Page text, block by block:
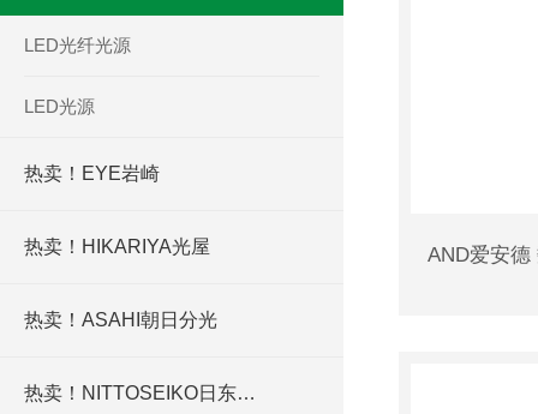
LED光纤光源
LED光源
热卖！EYE岩崎
热卖！HIKARIYA光屋
热卖！ASAHI朝日分光
热卖！NITTOSEIKO日东精工